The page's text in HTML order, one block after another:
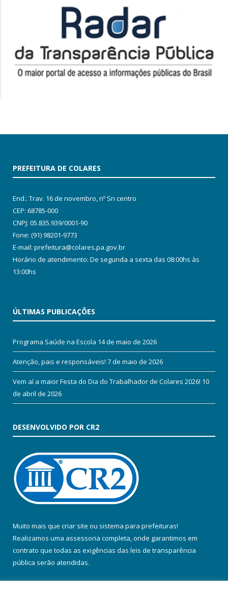
PREFEITURA DE COLARES
End.: Trav. 16 de novembro, nº Sn centro
CEP: 68785-000
CNPJ: 05.835.939/0001-90
Fone: (91) 98201-9773
E-mail: prefeitura@colares.pa.gov.br
Horário de atendimento: De segunda a sexta das 08:00hs às
13:00hs
ÚLTIMAS PUBLICAÇÕES
Programa Saúde na Escola 14 de maio de 2026
Atenção, pais e responsáveis! 7 de maio de 2026
Vem aí a maior Festa do Dia do Trabalhador de Colares 2026! 10
de abril de 2026
DESENVOLVIDO POR CR2
Muito mais que criar site ou sistema para prefeituras!
Realizamos uma assessoria completa, onde garantimos em
contrato que todas as exigências das leis de transparência
pública serão atendidas.